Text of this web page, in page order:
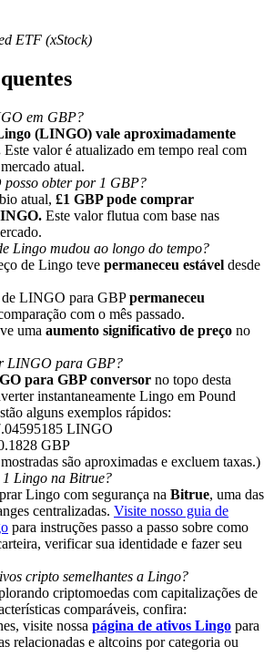
para receber recompensas em dinheiro
BTC to Share 25000 USDT prize pool!
& Win
prize pool
ETF (xStock)
em GBP?
(LINGO) vale aproximadamente
Este valor é atualizado em tempo real com
atual.
obter por 1 GBP?
atual, £1 GBP pode comprar
Este valor flutua com base nas
Lingo mudou ao longo do tempo?
de Lingo teve permaneceu estável desde
de LINGO para GBPpermaneceu
com o mês passado.
uma aumento significativo de preço no
LINGO para GBP?
para GBP conversor no topo desta
instantaneamente Lingo em Pound
alguns exemplos rápidos:
LINGO
GBP
são aproximadas e excluem taxas.)
Lingo na Bitrue?
Lingo com segurança na Bitrue, uma das
centralizadas. Visite nosso guia de
para instruções passo a passo sobre como
verificar sua identidade e fazer seu
cripto semelhantes a Lingo?
criptomoedas com capitalizações de
comparáveis, confira:
visite nossa página de ativos Lingo para
relacionadas e altcoins por categoria ou